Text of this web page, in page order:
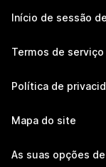
Início de sessão
Termos de serviço
Política de
Mapa do site
As suas opções